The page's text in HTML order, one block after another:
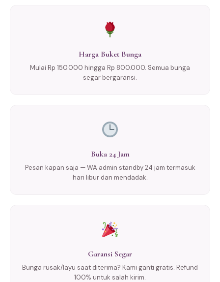
Harga Buket Bunga
Mulai Rp 150.000 hingga Rp 800.000. Semua bunga
segar bergaransi.
Buka 24 Jam
Pesan kapan saja — WA admin standby 24 jam termasuk
hari libur dan mendadak.
Garansi Segar
Bunga rusak/layu saat diterima? Kami ganti gratis. Refund
100% untuk salah kirim.